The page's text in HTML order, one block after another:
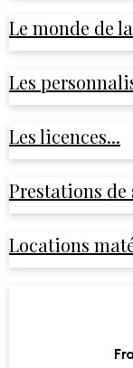
Le monde de
Les
Les licences...
Prestations de
Locations